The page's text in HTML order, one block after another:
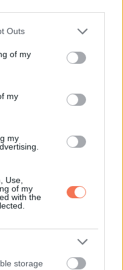
one or more Google
You may click to
its third-party tags to
in below Google
Outs
of my
my
my
Use,
of my
with the
storage
ér a szenvedés: 4
a boldogság és a